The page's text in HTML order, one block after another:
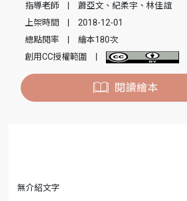
指導老師
蕭亞文、紀柔宇、林佳誼
上架時間
2018-12-01
總點閱率
繪本180次
創用CC授權範圍
閱讀繪本
無介紹文字